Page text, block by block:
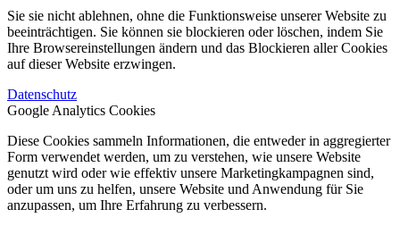
Sie sie nicht ablehnen, ohne die Funktionsweise unserer Website zu
beeinträchtigen. Sie können sie blockieren oder löschen, indem Sie
Ihre Browsereinstellungen ändern und das Blockieren aller Cookies
auf dieser Website erzwingen.
Datenschutz
Google Analytics Cookies
Diese Cookies sammeln Informationen, die entweder in aggregierter
Form verwendet werden, um zu verstehen, wie unsere Website
genutzt wird oder wie effektiv unsere Marketingkampagnen sind,
oder um uns zu helfen, unsere Website und Anwendung für Sie
anzupassen, um Ihre Erfahrung zu verbessern.